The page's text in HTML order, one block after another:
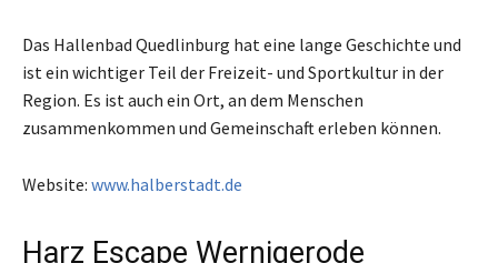
Das Hallenbad Quedlinburg hat eine lange Geschichte und
ist ein wichtiger Teil der Freizeit- und Sportkultur in der
Region. Es ist auch ein Ort, an dem Menschen
zusammenkommen und Gemeinschaft erleben können.
Website: www.halberstadt.de
Harz Escape Wernigerode